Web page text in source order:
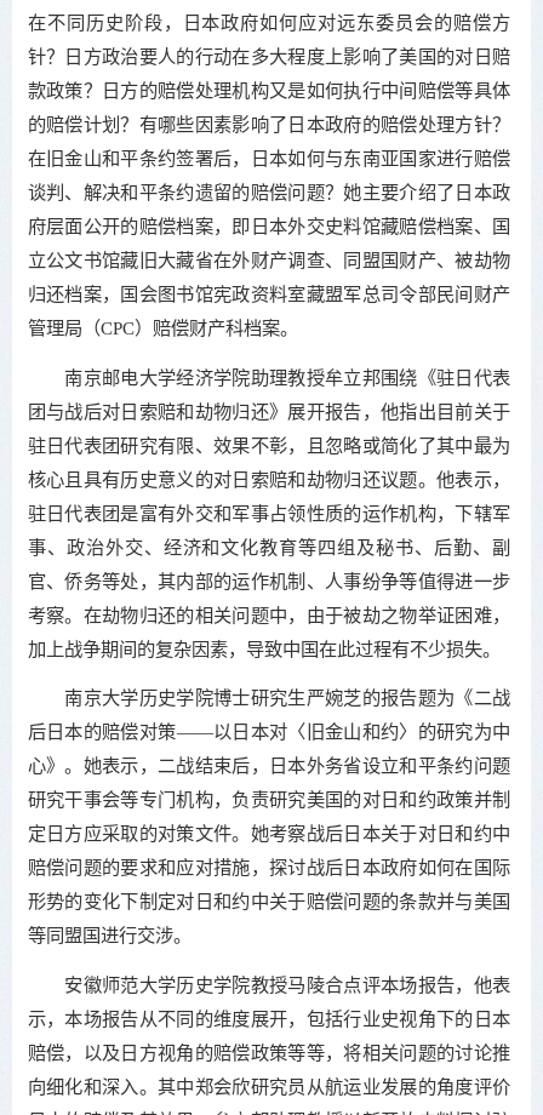
在不同历史阶段，日本政府如何应对远东委员会的赔偿方
针？日方政治要人的行动在多大程度上影响了美国的对日赔
款政策？日方的赔偿处理机构又是如何执行中间赔偿等具体
的赔偿计划？有哪些因素影响了日本政府的赔偿处理方针？
在旧金山和平条约签署后，日本如何与东南亚国家进行赔偿
谈判、解决和平条约遗留的赔偿问题？她主要介绍了日本政
府层面公开的赔偿档案，即日本外交史料馆藏赔偿档案、国
立公文书馆藏旧大藏省在外财产调查、同盟国财产、被劫物
归还档案，国会图书馆宪政资料室藏盟军总司令部民间财产
管理局（CPC）赔偿财产科档案。
南京邮电大学经济学院助理教授牟立邦围绕《驻日代表
团与战后对日索赔和劫物归还》展开报告，他指出目前关于
驻日代表团研究有限、效果不彰，且忽略或简化了其中最为
核心且具有历史意义的对日索赔和劫物归还议题。他表示，
驻日代表团是富有外交和军事占领性质的运作机构，下辖军
事、政治外交、经济和文化教育等四组及秘书、后勤、副
官、侨务等处，其内部的运作机制、人事纷争等值得进一步
考察。在劫物归还的相关问题中，由于被劫之物举证困难，
加上战争期间的复杂因素，导致中国在此过程有不少损失。
南京大学历史学院博士研究生严婉芝的报告题为《二战
后日本的赔偿对策——以日本对〈旧金山和约〉的研究为中
心》。她表示，二战结束后，日本外务省设立和平条约问题
研究干事会等专门机构，负责研究美国的对日和约政策并制
定日方应采取的对策文件。她考察战后日本关于对日和约中
赔偿问题的要求和应对措施，探讨战后日本政府如何在国际
形势的变化下制定对日和约中关于赔偿问题的条款并与美国
等同盟国进行交涉。
安徽师范大学历史学院教授马陵合点评本场报告，他表
示，本场报告从不同的维度展开，包括行业史视角下的日本
赔偿，以及日方视角的赔偿政策等等，将相关问题的讨论推
向细化和深入。其中郑会欣研究员从航运业发展的角度评价